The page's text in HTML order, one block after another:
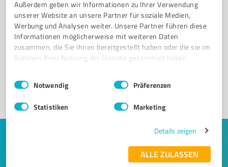
Außerdem geben wir Informationen zu Ihrer Verwendung
unserer Website an unsere Partner für soziale Medien,
Werbung und Analysen weiter. Unsere Partner führen diese
Informationen möglicherweise mit weiteren Daten
zusammen, die Sie ihnen bereitgestellt haben oder die sie im
Rahmen Ihrer Nutzung der Dienste gesammelt haben.
Impressum Datenschutzbestimmungen
Einwilligungsauswahl
Notwendig Präferenzen
Statistiken Marketing
Details zeigen
ALLE ZULASSEN
Sie möchten auch hier gelistet werden?
Registrieren Sie sich jetzt und werden Sie ein von
Kunden empfohlener ProvenExpert!
Keine Zeit für lange Recherchen und E-
Mails? Jetzt Angebote empfangen!